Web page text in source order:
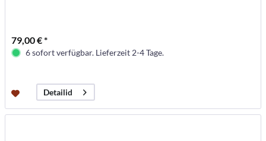
79,00 € *
6 sofort verfügbar. Lieferzeit 2-4 Tage.
Detailid